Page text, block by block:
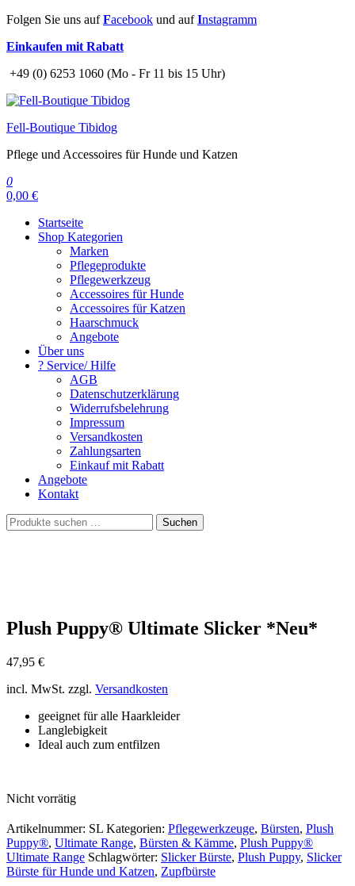
Zum
springen
Folgen Sie uns aufFacebook und aufInstagramm
Einkaufen mit Rabatt
+49 (0) 6253 1060 (Mo - Fr 11 bis 15 Uhr)
Fell-Boutique Tibidog
Pflege und Accessoires für Hunde und Katzen
0
0,00 €
Startseite
Shop Kategorien
Marken
Pflegeprodukte
Pflegewerkzeug
Accessoires für Hunde
Accessoires für Katzen
Haarschmuck
Angebote
Über uns
? Service/ Hilfe
AGB
Datenschutzerklärung
Widerrufsbelehrung
Impressum
Versandkosten
Zahlungsarten
Einkauf mit Rabatt
Angebote
Kontakt
Suchen
nach:
Suchen
Plush Puppy® Ultimate Slicker *Neu*
47,95 €
incl. MwSt. zzgl. Versandkosten
geeignet für alle Haarkleider
Langlebigkeit
Ideal auch zum entfilzen
Nicht vorrätig
Artikelnummer: SL Kategorien: Pflegewerkzeuge, Bürsten, Plush
Puppy®, Ultimate Range, Bürsten & Kämme, Plush Puppy®
Ultimate Range Schlagwörter: Slicker Bürste, Plush Puppy, Slicker
Bürste für Hunde und Katzen, Zupfbürste